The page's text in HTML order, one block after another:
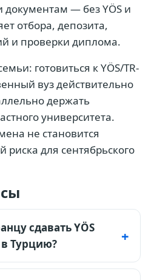
документам — без YÖS и
отбора, депозита,
и проверки диплома.
готовиться к YÖS/TR-
вуз действительно
держать
университета.
не становится
риска для сентябрьского
сдавать YÖS
Турцию?
всего важен для